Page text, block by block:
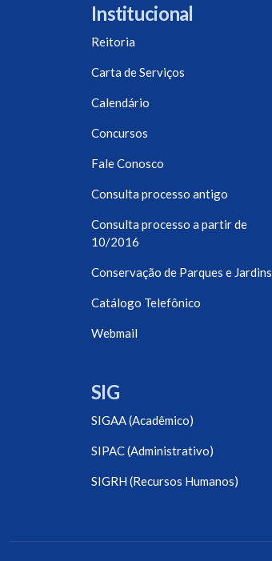
Institucional
Reitoria
Carta de Serviços
Calendário
Concursos
Fale Conosco
Consulta processo antigo
Consulta processo a partir de
10/2016
Conservação de Parques e Jardins
Catálogo Telefônico
Webmail
SIG
SIGAA (Acadêmico)
SIPAC (Administrativo)
SIGRH (Recursos Humanos)